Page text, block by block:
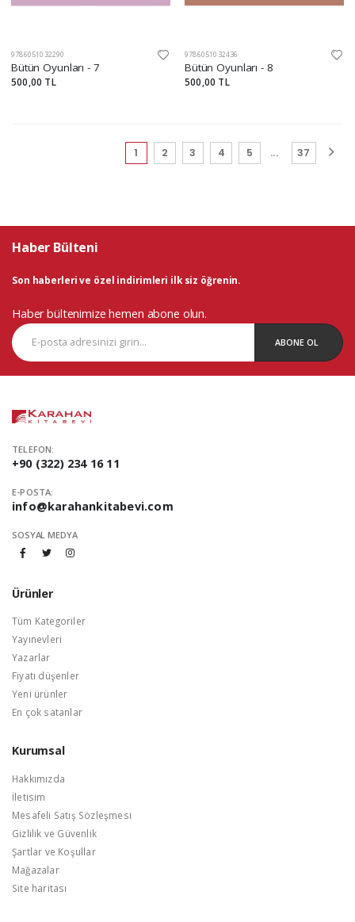
9786051032290
Bütün Oyunları - 7
500,00 TL
9786051032436
Bütün Oyunları - 8
500,00 TL
1 (current)
2 3 4 5 ... 37
Haber Bülteni
Son haberleri ve özel indirimleri ilk siz öğrenin.
Haber bültenimize hemen abone olun.
ABONE OL
TELEFON:
+90 (322) 234 16 11
E-POSTA:
info@karahankitabevi.com
SOSYAL MEDYA
Ürünler
Tüm Kategoriler
Yayınevleri
Yazarlar
Fiyatı düşenler
Yeni ürünler
En çok satanlar
Kurumsal
Hakkımızda
İletisim
Mesafeli Satış Sözleşmesi
Gizlilik ve Güvenlik
Şartlar ve Koşullar
Mağazalar
Site haritası